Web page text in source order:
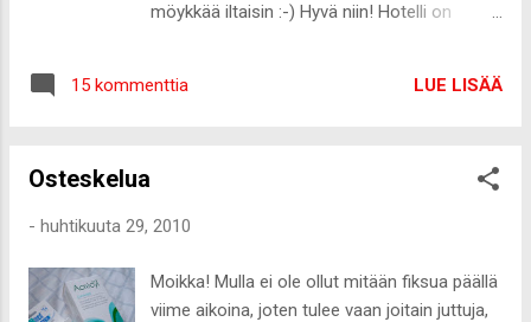
möykkää iltaisin :-) Hyvä niin! Hotelli on
rannasta. Matka on 13.-20.8. Sitä
15 kommenttia LUE LISÄÄ
Osteskelua
- huhtikuuta 29, 2010
Moikka! Mulla ei ole ollut mitään fiksua päällä
viime aikoina, joten tulee vaan joitain juttuja,